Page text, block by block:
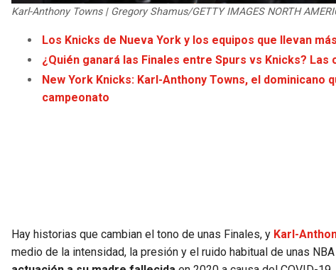
Karl-Anthony Towns | Gregory Shamus/GETTY IMAGES NORTH
Los Knicks de Nueva York y los equipos que llevan
¿Quién ganará las Finales entre Spurs vs Knicks?
New York Knicks: Karl-Anthony Towns, el dominicano
campeonato
Hay historias que cambian el tono de unas Finales, y Karl-
medio de la intensidad, la presión y el ruido habitual de unas